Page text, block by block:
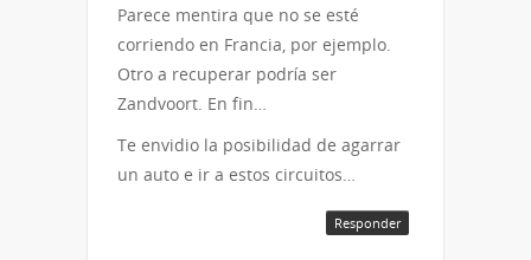
Parece mentira que no se esté
corriendo en Francia, por ejemplo.
Otro a recuperar podría ser
Zandvoort. En fin…
Te envidio la posibilidad de agarrar
un auto e ir a estos circuitos…
Responder